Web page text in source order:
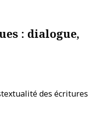
: dialogue,
des écritures